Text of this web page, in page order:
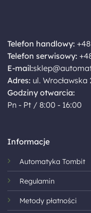
Telefon handlowy: +48
Telefon serwisowy:
E-mail:
Adres: ul.
Godziny otwarcia:
Pn - Pt / 8:00 - 16:00
Informacje
Automatyka Tombit
Regulamin
Metody płatności